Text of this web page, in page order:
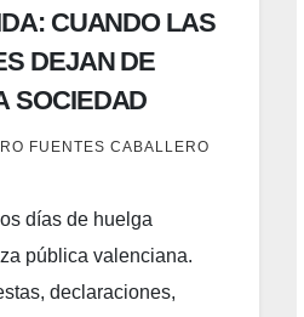
CUANDO LAS
DEJAN DE
SOCIEDAD
FUENTES CABALLERO
días de huelga
pública valenciana.
declaraciones,